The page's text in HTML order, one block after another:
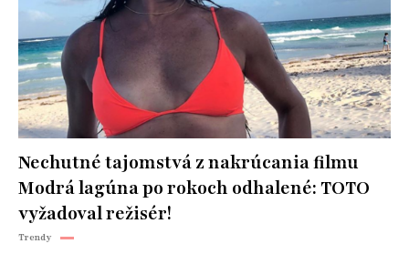
Nechutné tajomstvá z nakrúcania filmu
Modrá lagúna po rokoch odhalené: TOTO
vyžadoval režisér!
Trendy